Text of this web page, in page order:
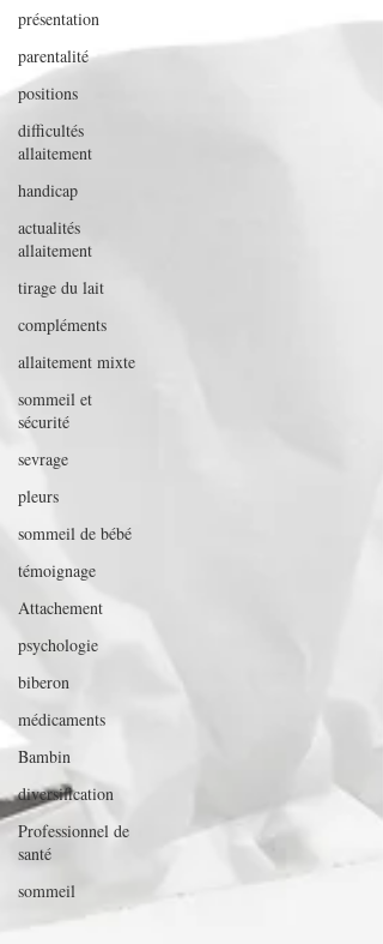
présentation
parentalité
positions
difficultés
allaitement
handicap
actualités
allaitement
tirage du lait
compléments
allaitement mixte
sommeil et
sécurité
sevrage
pleurs
sommeil de bébé
témoignage
Attachement
psychologie
biberon
médicaments
Bambin
diversification
Professionnel de
santé
sommeil